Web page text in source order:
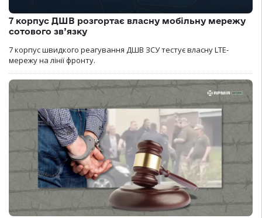
7 корпус ДШВ розгортає власну мобільну мережу
сотового зв’язку
7 корпус швидкого реагування ДШВ ЗСУ тестує власну LTE-
мережу на лінії фронту.